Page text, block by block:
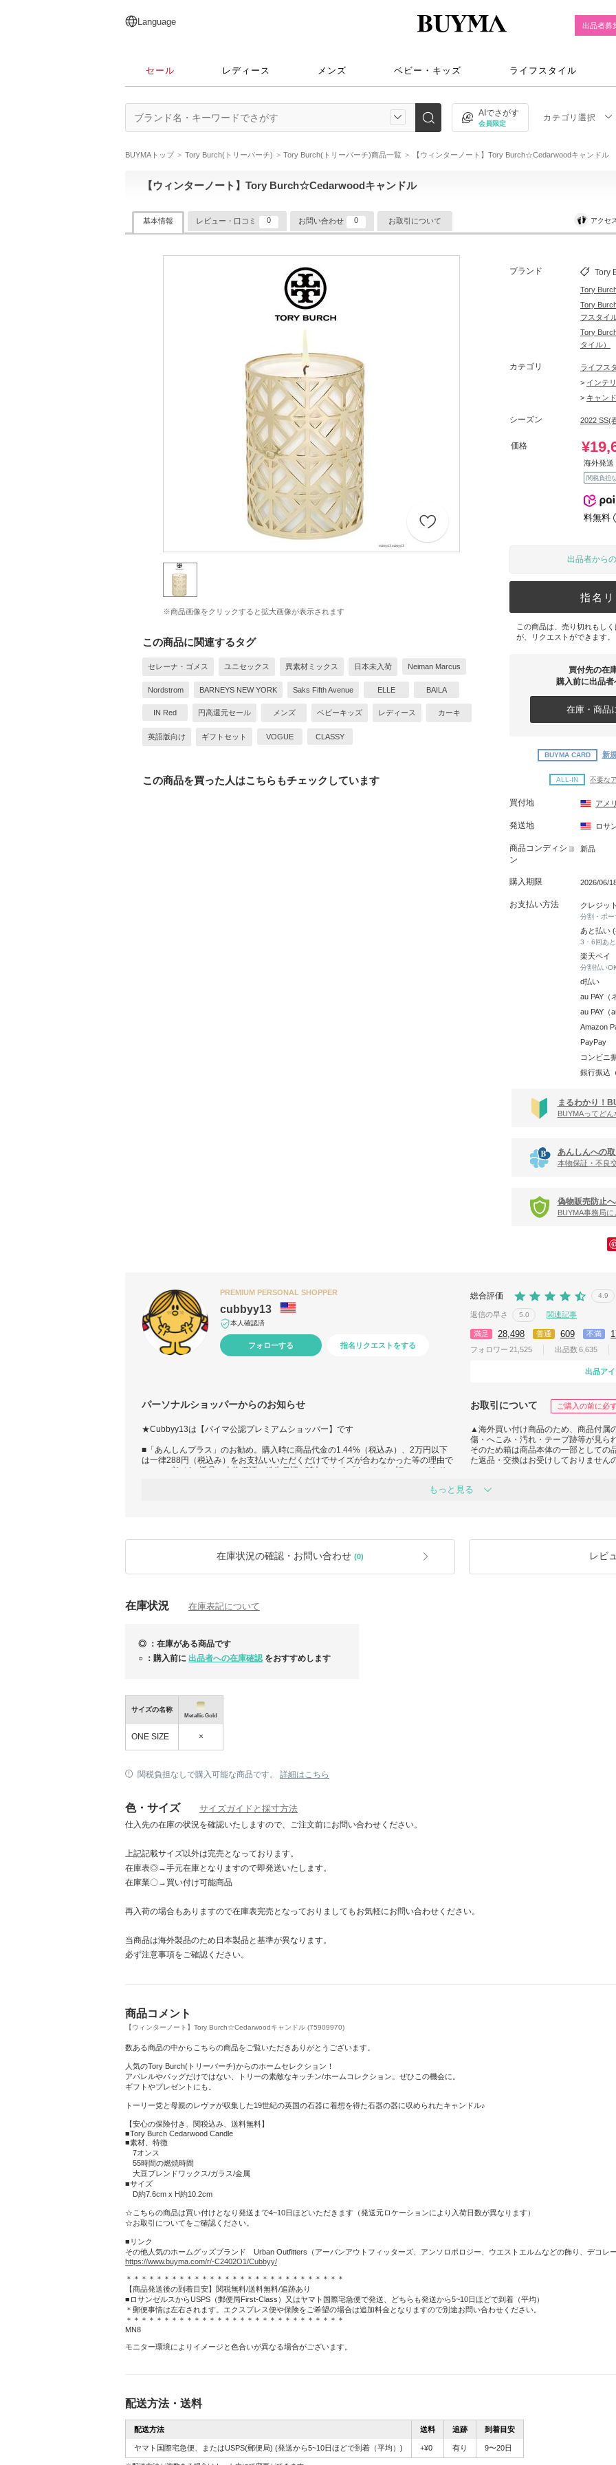
日本語
English
简体中文
繁體中文
Language 出品者募
セール レディース メンズ ベビー・キッズ ライフスタイル
AIでさがす
会員限定
カテゴリ選択
BUYMAトップ Tory Burch(トリーバーチ) Tory Burch(トリーバーチ)商品一覧 【ウィンターノート】Tory Burch☆Cedarwoodキャンドル
【ウィンターノート】Tory Burch☆Cedarwoodキャンドル
基本情報 レビュー・口コミ 0 お問い合わせ 0 お取引について アクセ
※商品画像をクリックすると拡大画像が表示されます
この商品に関連するタグ
セレーナ・ゴメス ユニセックス 異素材ミックス 日本未入荷 Neiman Marcus
Nordstrom BARNEYS NEW YORK Saks Fifth Avenue ELLE BAILA
IN Red 円高還元セール メンズ ベビーキッズ レディース カーキ
英語版向け ギフトセット VOGUE CLASSY
この商品を買った人はこちらもチェックしています
ブランド Tory
Tory
Tory
フスタイル
Tory
タイル）
カテゴリ
ライフス
> インテ
> キャン
シーズン 2022 SS(
価格
海外発送
関税負担な
料無料
出品者からの
指名
この商品は、売り切れもし
が、リクエストができます。
買付先の在
購入前に出品者
在庫・商品
BUYMA CARD 新
ALL-IN 不要な
買付地 アメ
発送地 ロサ
商品コンディショ
ン
新品
購入期限 2026/06/
お支払い方法 クレジッ
分割・ボー
あと払い
3・6回あ
楽天ペイ
分割払い
d払い
au PAY（
au PAY（
Amazon
PayPay
コンビニ
銀行振込
まるわかり！
BUYMAってど
あんしんへの
本物保証・不良
偽物販売防止
BUYMA事務局
PREMIUM PERSONAL SHOPPER
cubbyy13
本人確認済
フォローする 指名リクエストをする
総合評価 4.9
返信の早さ 5.0 関連記事
満足 28,498 普通 609 不満
フォロワー 21,525 出品数 6,635
出品ア
パーソナルショッパーからのお知らせ お取引について ご購入の前に必
★Cubbyy13は【バイマ公認プレミアムショッパー】です
■「あんしんプラス」のお勧め。購入時に商品代金の1.44%（税込み）、2万円以下
は一律288円（税込み）をお支払いいただくだけでサイズが合わなかった等の理由で
シューズなどの返品、本物保証、紛失保証が追加される「あんしんプラス」があり
▲海外買い付け商品のため、商品付属
傷・へこみ・汚れ・テープ跡等が見ら
そのため箱は商品本体の一部としての
た返品・交換はお受けしておりません
の発送ご希望の場合は追加送料で対応
▲アメリカ買い付け商品（並行輸入）
ズとなり日本サイズと異なる場合がご
や糊付けの雑さなどが目につく場合も
もっと見る
在庫状況の確認・お問い合わせ (0) レビ
在庫状況 在庫表記について
◎ ：在庫がある商品です
○ ：購入前に 出品者への在庫確認 をおすすめします
サイズの名称
Metallic Gold
ONE SIZE ×
関税負担なしで購入可能な商品です。 詳細はこちら
色・サイズ サイズガイドと採寸方法
仕入先の在庫の状況を確認いたしますので、ご注文前にお問い合わせください。
上記記載サイズ以外は完売となっております。
在庫表◎→手元在庫となりますので即発送いたします。
在庫業〇→買い付け可能商品
再入荷の場合もありますので在庫表完売となっておりましてもお気軽にお問い合わせください。
当商品は海外製品のため日本製品と基準が異なります。
必ず注意事項をご確認ください。
商品コメント
【ウィンターノート】Tory Burch☆Cedarwoodキャンドル (75909970)
数ある商品の中からこちらの商品をご覧いただきありがとうございます。
人気のTory Burch(トリーバーチ)からのホームセレクション！
アパレルやバッグだけではない、トリーの素敵なキッチン/ホームコレクション。ぜひこの機会に。
ギフトやプレゼントにも。
トーリー党と母親のレヴァが収集した19世紀の英国の石器に着想を得た石器の器に収められたキャンドル♪
【安心の保険付き、関税込み、送料無料】
■Tory Burch Cedarwood Candle
■素材、特徴
7オンス
55時間の燃焼時間
大豆ブレンドワックス/ガラス/金属
■サイズ
D約7.6cm x H約10.2cm
☆こちらの商品は買い付けとなり発送まで4~10日ほどいただきます（発送元ロケーションにより入荷日数が異なります）
☆お取引についてをご確認ください。
■リンク
その他人気のホームグッズブランド Urban Outfitters（アーバンアウトフィッターズ、アンソロポロジー、ウエストエルムなどの飾り、デコレ
https://www.buyma.com/r/-C2402O1/Cubbyy/
＊＊＊＊＊＊＊＊＊＊＊＊＊＊＊＊＊＊＊＊＊＊＊＊＊＊＊＊＊
【商品発送後の到着目安】関税無料/送料無料/追跡あり
■ロサンゼルスからUSPS（郵便局First-Class）又はヤマト国際宅急便で発送、どちらも発送から5~10日ほどで到着（平均）
＊郵便事情は左右されます。エクスプレス便や保険をご希望の場合は追加料金となりますので別途お問い合わせください。
＊＊＊＊＊＊＊＊＊＊＊＊＊＊＊＊＊＊＊＊＊＊＊＊＊＊＊＊＊
MN8
モニター環境によりイメージと色合いが異なる場合がございます。
配送方法・送料
配送方法 送料 追跡 到着目安
ヤマト国際宅急便、またはUSPS(郵便局) (発送から5~10日ほどで到着（平均）) +¥0 有り 9〜20日